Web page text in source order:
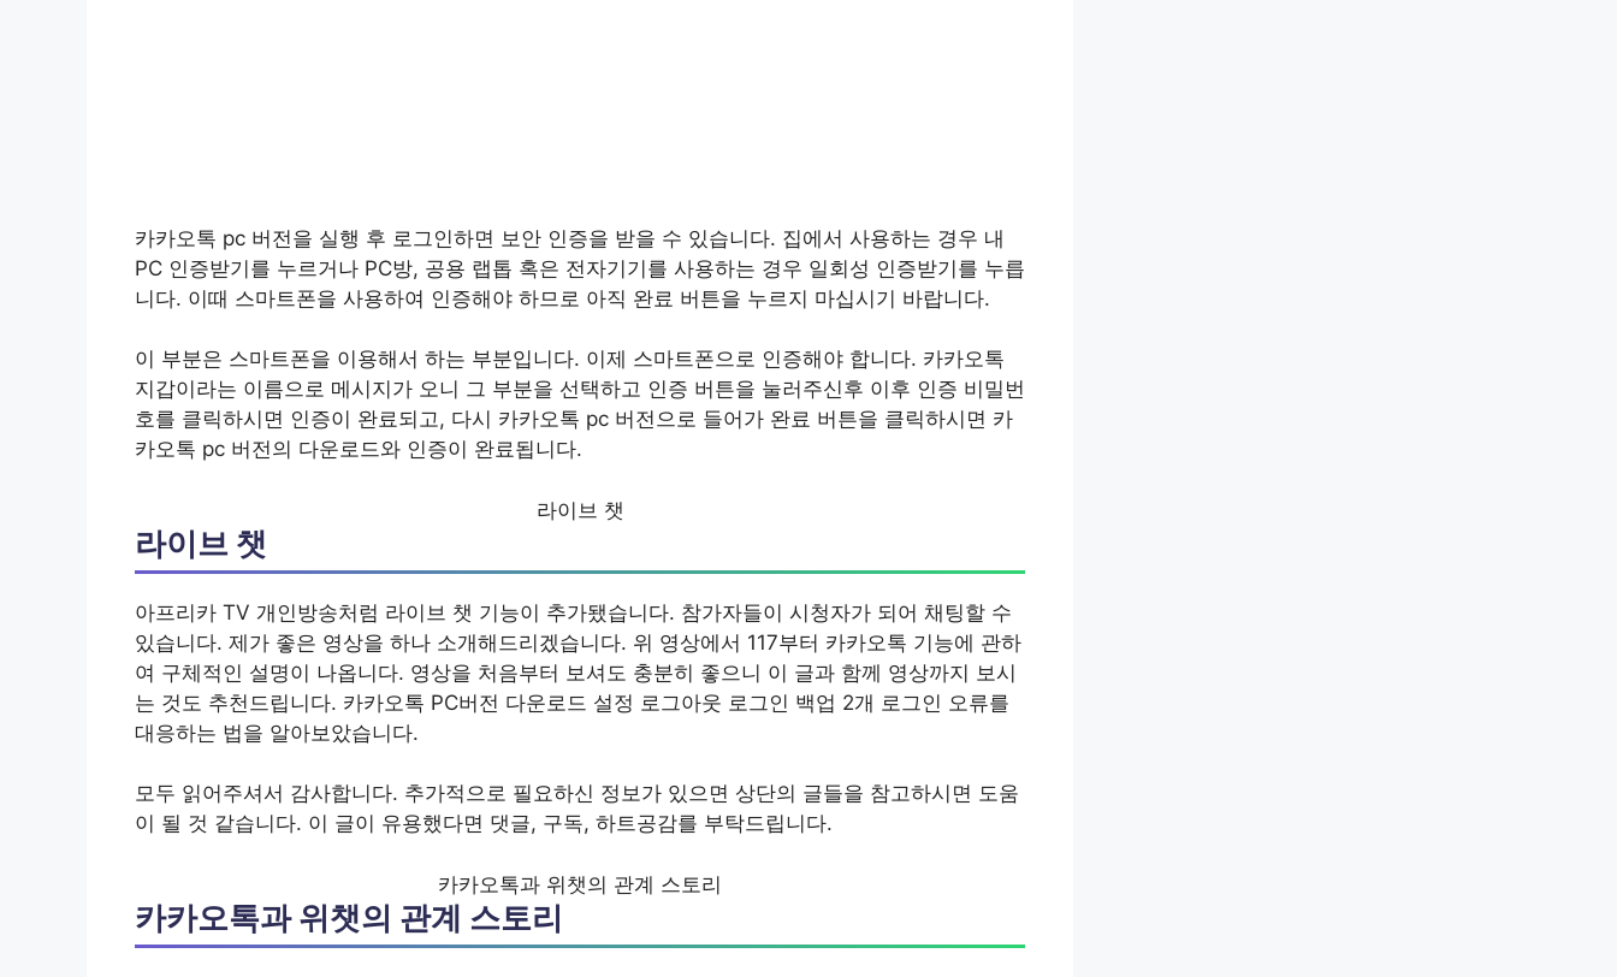
카카오톡 pc 버전을 실행 후 로그인하면 보안 인증을 받을 수 있습니다. 집에서 사용하는 경우 내
PC 인증받기를 누르거나 PC방, 공용 랩톱 혹은 전자기기를 사용하는 경우 일회성 인증받기를 누릅
니다. 이때 스마트폰을 사용하여 인증해야 하므로 아직 완료 버튼을 누르지 마십시기 바랍니다.
이 부분은 스마트폰을 이용해서 하는 부분입니다. 이제 스마트폰으로 인증해야 합니다. 카카오톡
지갑이라는 이름으로 메시지가 오니 그 부분을 선택하고 인증 버튼을 눌러주신후 이후 인증 비밀번
호를 클릭하시면 인증이 완료되고, 다시 카카오톡 pc 버전으로 들어가 완료 버튼을 클릭하시면 카
카오톡 pc 버전의 다운로드와 인증이 완료됩니다.
라이브 챗
라이브 챗
아프리카 TV 개인방송처럼 라이브 챗 기능이 추가됐습니다. 참가자들이 시청자가 되어 채팅할 수
있습니다. 제가 좋은 영상을 하나 소개해드리겠습니다. 위 영상에서 117부터 카카오톡 기능에 관하
여 구체적인 설명이 나옵니다. 영상을 처음부터 보셔도 충분히 좋으니 이 글과 함께 영상까지 보시
는 것도 추천드립니다. 카카오톡 PC버전 다운로드 설정 로그아웃 로그인 백업 2개 로그인 오류를
대응하는 법을 알아보았습니다.
모두 읽어주셔서 감사합니다. 추가적으로 필요하신 정보가 있으면 상단의 글들을 참고하시면 도움
이 될 것 같습니다. 이 글이 유용했다면 댓글, 구독, 하트공감를 부탁드립니다.
카카오톡과 위챗의 관계 스토리
카카오톡과 위챗의 관계 스토리